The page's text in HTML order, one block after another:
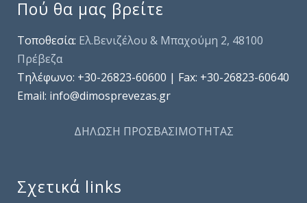
Πού θα μας βρείτε
Τοποθεσία: Ελ.Βενιζέλου & Μπαχούμη 2, 48100
Πρέβεζα
Τηλέφωνo: +30-26823-60600 | Fax: +30-26823-60640
Email: info@dimosprevezas.gr
ΔΗΛΩΣΗ ΠΡΟΣΒΑΣΙΜΟΤΗΤΑΣ
Σχετικά links